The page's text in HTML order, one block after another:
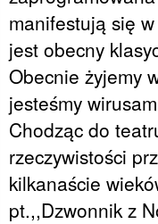
manifestują się
jest obecny
Obecnie żyjemy
jesteśmy
Chodząc do
rzeczywistości
kilkanaście
pt.,,Dzwonnik z